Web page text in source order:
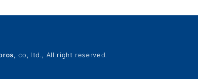
, co, ltd., All right reserved.